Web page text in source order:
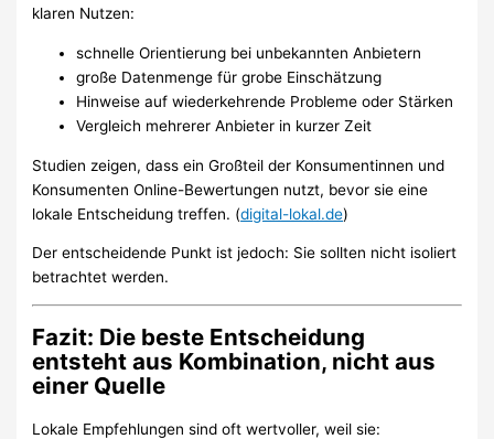
klaren Nutzen:
schnelle Orientierung bei unbekannten Anbietern
große Datenmenge für grobe Einschätzung
Hinweise auf wiederkehrende Probleme oder Stärken
Vergleich mehrerer Anbieter in kurzer Zeit
Studien zeigen, dass ein Großteil der Konsumentinnen und
Konsumenten Online-Bewertungen nutzt, bevor sie eine
lokale Entscheidung treffen. (digital-lokal.de)
Der entscheidende Punkt ist jedoch: Sie sollten nicht isoliert
betrachtet werden.
Fazit: Die beste Entscheidung
entsteht aus Kombination, nicht aus
einer Quelle
Lokale Empfehlungen sind oft wertvoller, weil sie: